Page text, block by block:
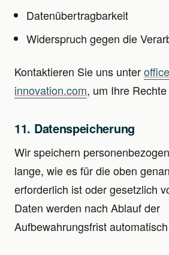
Datenübertragbarkeit
Widerspruch gegen die
Kontaktieren Sie uns unter
innovation.com, um Ihre
11. Datenspeicherung
Wir speichern
lange, wie es für die oben
erforderlich ist oder gesetzlich
Daten werden nach Ablauf der
Aufbewahrungsfrist